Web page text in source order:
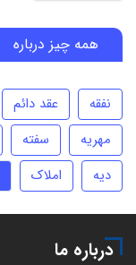
همه چیز درباره
نفقه عقد دائم
مهریه
سفته
دیه
املاک
درباره ما